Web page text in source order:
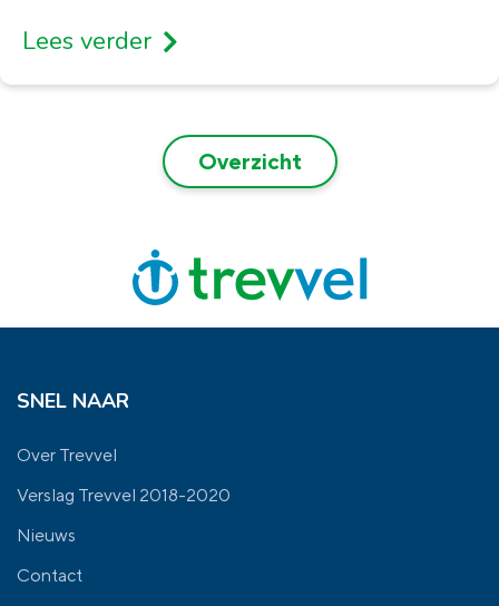
Lees verder
Overzicht
SNEL NAAR
Over Trevvel
Verslag Trevvel 2018-2020
Nieuws
Contact